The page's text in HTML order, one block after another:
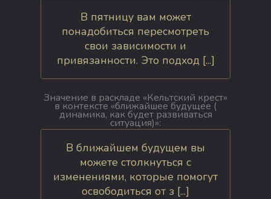
В пятницу вам может
понадобиться пересмотреть
свои зависимости и
привязанности. Это подход [...]
Значение в раскладе «Кельтский крест»
в контексте « ближайшее будущее (
динамика, как будет развиваться
ситуация)»:
В ближайшем будущем вы
можете столкнуться с
изменениями, которые помогут
освободиться от з [...]